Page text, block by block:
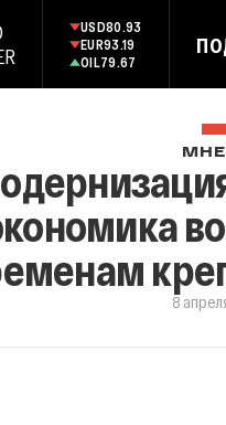
USD80.93
EUR93.19
OIL79.67
8